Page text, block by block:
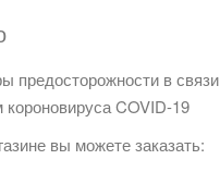
предосторожности в связи
COVID-19
вы можете заказать: